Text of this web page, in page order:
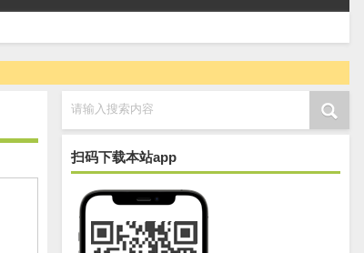
请输入搜索内容
扫码下载本站app